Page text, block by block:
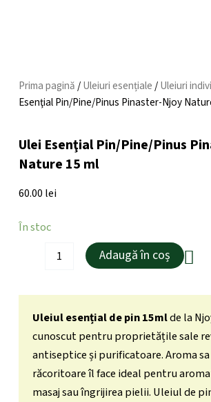
Prima pagină/Uleiuri esențiale/Uleiuri
Esenţial Pin/Pine/Pinus Pinaster-Njoy
Ulei Esenţial Pin/Pine/Pinus
Nature 15 ml
60.00 lei
În stoc
Cantitate
Njoy
Adaugă în coș
Uleiul esențial de pin 15mlde la
cunoscut pentru proprietățile sale
antiseptice și purificatoare. Aroma
răcoritoare îl face ideal pentru
masaj sau îngrijirea pielii. Uleiul de